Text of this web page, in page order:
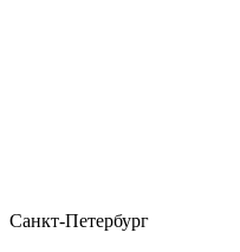
Санкт-Петербург